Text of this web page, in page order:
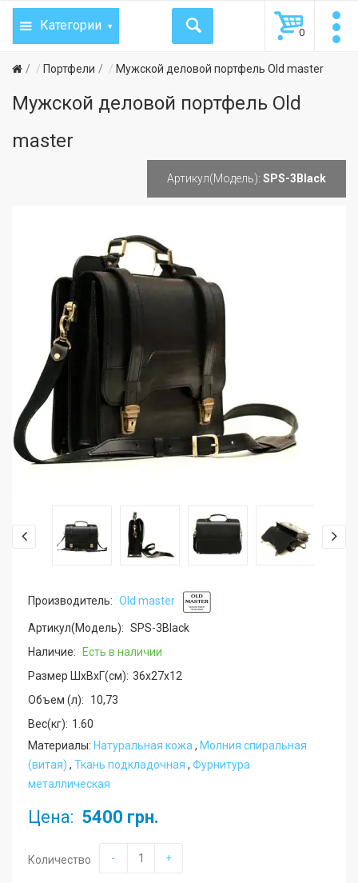
Категории 0
Портфели Мужской деловой портфель Old master
Мужской деловой портфель Old
master
Артикул(Модель): SPS-3Black
Производитель: Old master
Артикул(Модель): SPS-3Black
Наличие:
Есть в наличии
Размер ШхВхГ(см): 36x27x12
Объем (л):
10,73
Вес(кг): 1.60
Материалы: Натуральная кожа , Молния cпиральная
(витая) , Ткань подкладочная , Фурнитура
металлическая
Цена: 5400 грн.
Количество - +